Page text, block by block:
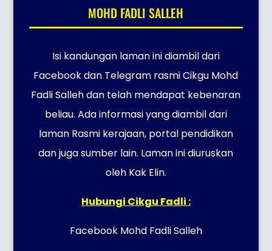
MOHD FADLI SALLEH
Isi kandungan laman ini diambil dari
Facebook dan Telegram rasmi Cikgu Mohd
Fadli Salleh dan telah mendapat kebenaran
beliau. Ada informasi yang diambil dari
laman Rasmi kerajaan, portal pendidikan
dan juga sumber lain. Laman ini diuruskan
oleh Kak Elin.
Hubungi Cikgu Fadli :
Facebook Mohd Fadli Salleh